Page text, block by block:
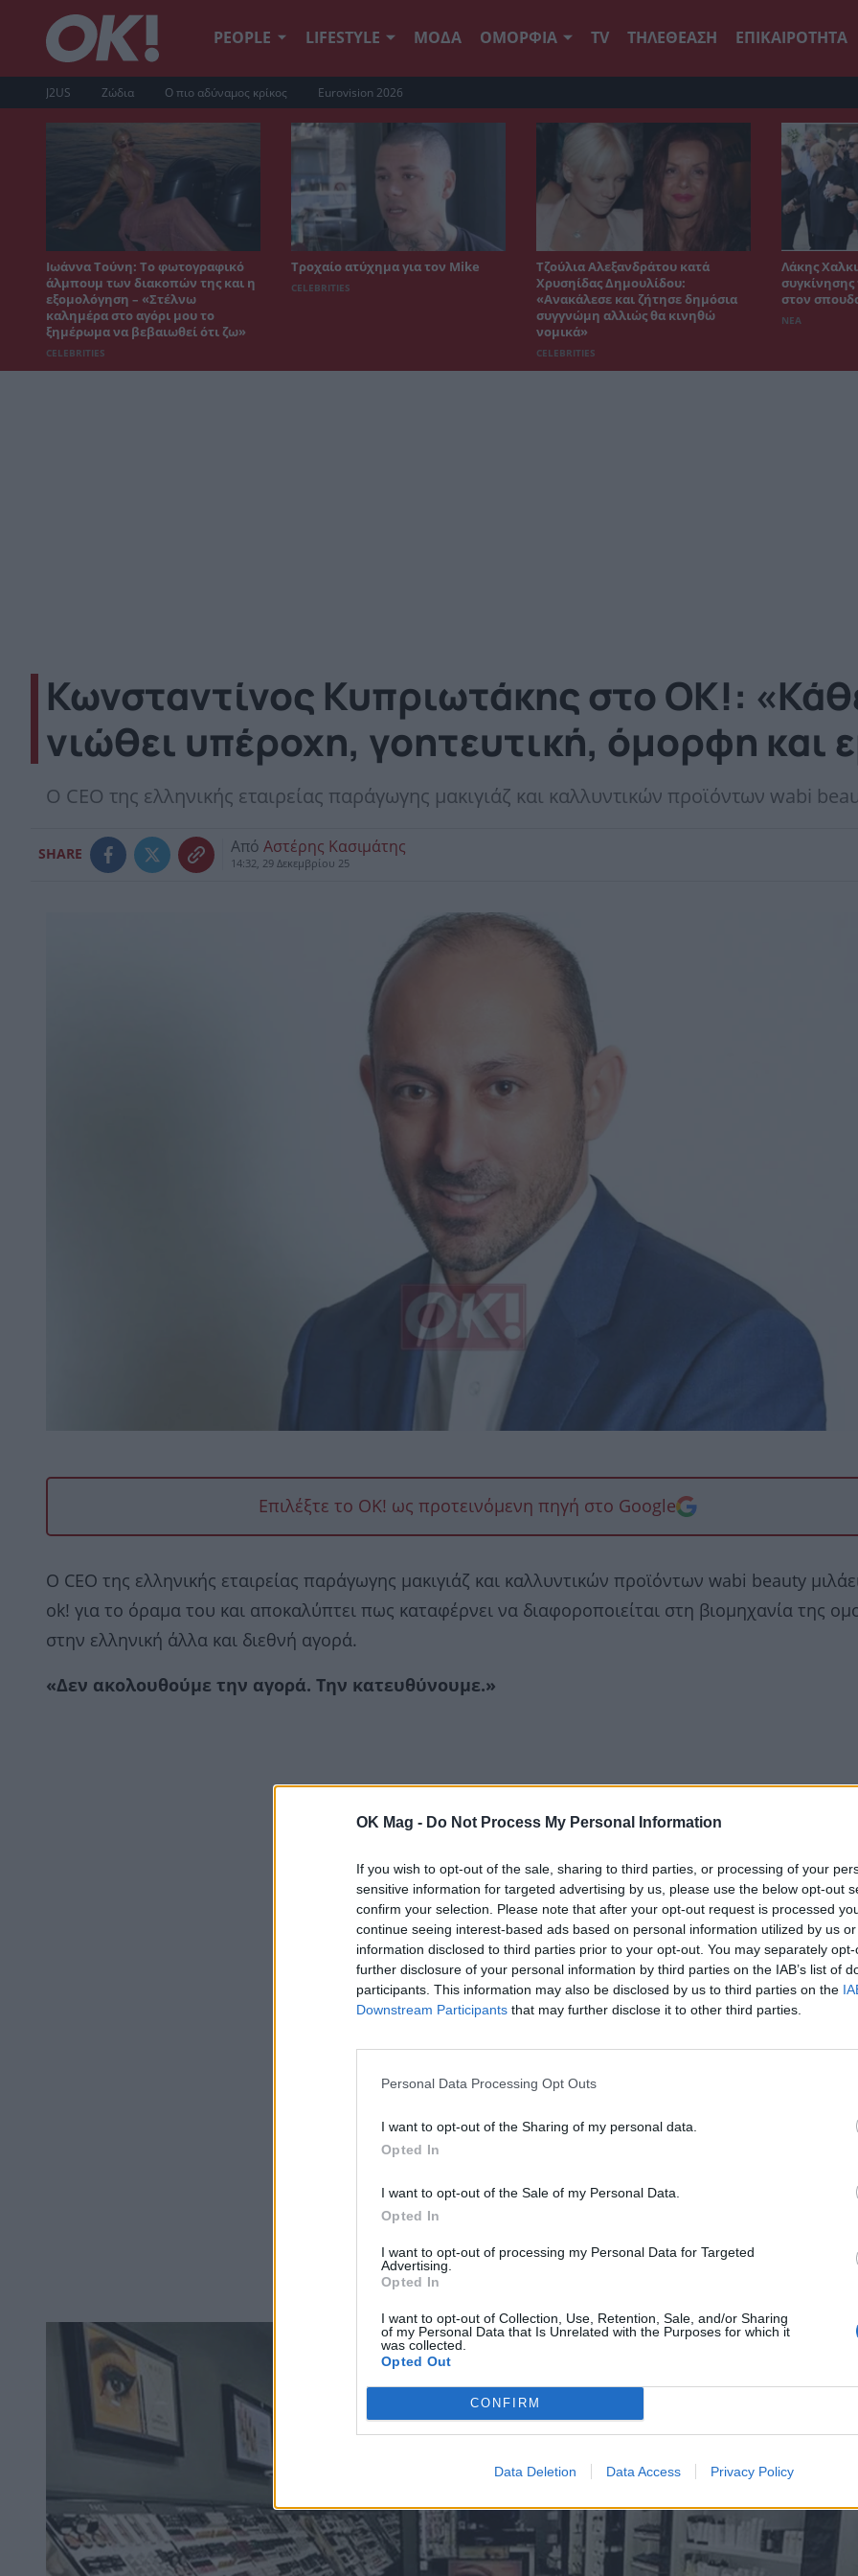
OK Mag - Do Not Process My Personal Information
If you wish to opt-out of the sale, sharing to third parties, or processing of your
sensitive information for targeted advertising by us, please use the below opt-out
confirm your selection. Please note that after your opt-out request is processed
continue seeing interest-based ads based on personal information utilized by us
information disclosed to third parties prior to your opt-out. You may separately
further disclosure of your personal information by third parties on the IAB’s list of
participants. This information may also be disclosed by us to third parties on the
Downstream Participants that may further disclose it to other third parties.
Personal Data Processing Opt Outs
I want to opt-out of the Sharing of my personal data.
Opted In
I want to opt-out of the Sale of my Personal Data.
Opted In
I want to opt-out of processing my Personal Data for Targeted
Advertising.
Opted In
I want to opt-out of Collection, Use, Retention, Sale, and/or Sharing
of my Personal Data that Is Unrelated with the Purposes for which it
was collected.
Opted Out
CONFIRM
Data Deletion Data Access Privacy Policy
PEOPLE LIFESTYLE ΜΟΔΑ ΟΜΟΡΦΙΑ TV ΤΗΛΕΘΕΑΣΗ ΕΠΙΚΑΙΡΟΤΗΤΑ
J2US Ζώδια Ο πιο αδύναμος κρίκος Eurovision 2026
Ιωάννα Τούνη: Το φωτογραφικό
άλμπουμ των διακοπών της και η
εξομολόγηση – «Στέλνω
καλημέρα στο αγόρι μου το
ξημέρωμα να βεβαιωθεί ότι ζω»
CELEBRITIES
Τροχαίο ατύχημα για τον Mike
CELEBRITIES
Τζούλια Αλεξανδράτου κατά
Χρυσηίδας Δημουλίδου:
«Ανακάλεσε και ζήτησε δημόσια
συγγνώμη αλλιώς θα κινηθώ
νομικά»
CELEBRITIES
Λάκης
συγκίνησης
στον
ΝΕΑ
Κωνσταντίνος Κυπριωτάκης στο ΟΚ!:
νιώθει υπέροχη, γοητευτική, όμορφη και
Ο CEO της ελληνικής εταιρείας παράγωγης μακιγιάζ και καλλυντικών προϊόντων wabi
SHARE Από Αστέρης Κασιμάτης
14:32, 29 Δεκεμβρίου 25
Επιλέξτε το OK! ως προτεινόμενη πηγή στο Google
Ο CEO της ελληνικής εταιρείας παράγωγης μακιγιάζ και καλλυντικών προϊόντων wabi beauty
ok! για το όραμα του και αποκαλύπτει πως καταφέρνει να διαφοροποιείται στη βιομηχανία της
στην ελληνική άλλα και διεθνή αγορά.
«Δεν ακολουθούμε την αγορά. Την κατευθύνουμε.»